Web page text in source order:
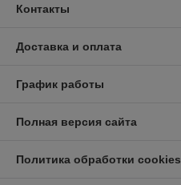
Контакты
Доставка и оплата
График работы
Полная версия сайта
Политика обработки cookies